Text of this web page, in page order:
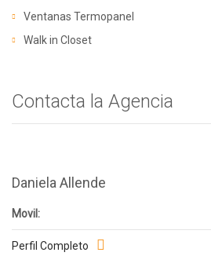
Ventanas Termopanel
Walk in Closet
Contacta la Agencia
Daniela Allende
Movil:
Perfil Completo